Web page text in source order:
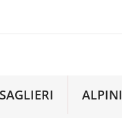
ALPINI